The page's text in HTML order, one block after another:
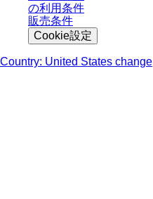
の利用条件
販売条件
Cookie設定
Country: United States change